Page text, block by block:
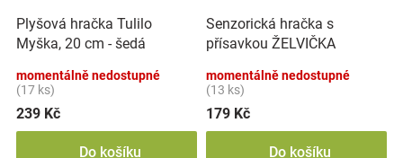
Plyšová hračka Tulilo
Myška, 20 cm - šedá
momentálně nedostupné
(17 ks)
239 Kč
Do košíku
Senzorická hračka s
přísavkou ŽELVIČKA
momentálně nedostupné
(13 ks)
179 Kč
Do košíku